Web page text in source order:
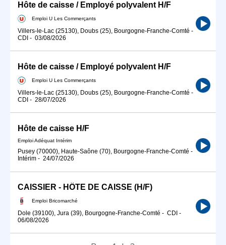
Hôte de caisse / Employé polyvalent H/F
Emploi U Les Commerçants
Villers-le-Lac (25130), Doubs (25), Bourgogne-Franche-Comté -
CDI - 03/08/2026
Hôte de caisse / Employé polyvalent H/F
Emploi U Les Commerçants
Villers-le-Lac (25130), Doubs (25), Bourgogne-Franche-Comté -
CDI - 28/07/2026
Hôte de caisse H/F
Emploi Adéquat Intérim
Pusey (70000), Haute-Saône (70), Bourgogne-Franche-Comté -
Intérim - 24/07/2026
CAISSIER - HÔTE DE CAISSE (H/F)
Emploi Bricomarché
Dole (39100), Jura (39), Bourgogne-Franche-Comté - CDI -
06/08/2026